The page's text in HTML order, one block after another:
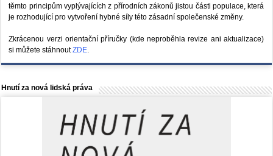
těmto principům vyplývajících z přírodních zákonů jistou části populace, která
je rozhodující pro vytvoření hybné síly této zásadní společenské změny.
Zkrácenou verzi orientační příručky (kde neproběhla revize ani aktualizace)
si můžete stáhnoutZDE.
Hnutí za nová lidská práva